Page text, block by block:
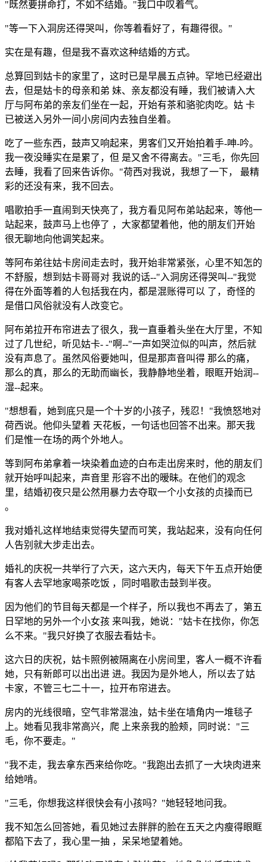
"既然要拼命打，不如不结婚。"我口中叹着气。
"等一下入洞房还得哭叫，你等着看好了，有趣得很。"
实在是有趣，但是我不喜欢这种结婚的方式。
总算回到姑卡的家里了，这时已是早晨五点钟。罕地已经避出
去，但是姑卡的母亲和弟 妹、亲友都没有睡，我们被请入大
厅与阿布弟的亲友们坐在一起，开始有茶和骆驼肉吃。姑 卡
已被送入另外一间小房间内去独自坐着。
吃了一些东西，鼓声又响起来，男客们又开始拍着手-呻-吟。
我一夜没睡实在是累了，但 是又舍不得离去。"三毛，你先回
去睡，我看了回来告诉你。"荷西对我说，我想了一下， 最精
彩的还没有来，我不回去。
唱歌拍手一直闹到天快亮了，我方看见阿布弟站起来，等他一
站起来，鼓声马上也停了 ，大家都望着他，他的朋友们开始
很无聊地向他调笑起来。
等阿布弟往姑卡房间走去时，我开始非常紧张，心里不知怎的
不舒服，想到姑卡哥哥对 我说的话--"入洞房还得哭叫--"我觉
得在外面等着的人包括我在内，都是混账得可以 了，奇怪的
是借口风俗就没有人改变它。
阿布弟拉开布帘进去了很久，我一直垂着头坐在大厅里，不知
过了几世纪，听见姑卡- -"啊--"一声如哭泣似的叫声，然后就
没有声息了。虽然风俗要她叫，但是那声音叫得 那么的痛，
那么的真，那么的无助而幽长，我静静地坐着，眼眶开始润--
湿--起来。
"想想看，她到底只是一个十岁的小孩子，残忍！"我愤怒地对
荷西说。他仰头望着 天花板，一句话也回答不出来。那天我
们是惟一在场的两个外地人。
等到阿布弟拿着一块染着血迹的白布走出房来时，他的朋友们
就开始呼叫起来，声音里 形容不出的暧昧。在他们的观念
里，结婚初夜只是公然用暴力去夺取一个小女孩的贞操而已
。
我对婚礼这样地结束觉得失望而可笑，我站起来，没有向任何
人告别就大步走出去。
婚礼的庆祝一共举行了六天，这六天内，每天下午五点开始便
有客人去罕地家喝茶吃饭 ，同时唱歌击鼓到半夜。
因为他们的节目每天都是一个样子，所以我也不再去了，第五
日罕地的另外一个小女孩 来叫我，她说："姑卡在找你，你怎
么不来。"我只好换了衣服去看姑卡。
这六日的庆祝，姑卡照例被隔离在小房间里，客人一概不许看
她，只有新郎可以出出进 进。我因为是外地人，所以去了姑
卡家，不管三七二十一，拉开布帘进去。
房内的光线很暗，空气非常混浊，姑卡坐在墙角内一堆毯子
上。她看见我非常高兴，爬 上来亲我的脸颊，同时说："三
毛，你不要走。"
"我不走，我去拿东西来给你吃。"我跑出去抓了一大块肉进来
给她啃。
"三毛，你想我这样很快会有小孩吗？"她轻轻地问我。
我不知怎么回答她，看见她过去胖胖的脸在五天之内瘦得眼眶
都陷下去了，我心里一抽 ，呆呆地望着她。